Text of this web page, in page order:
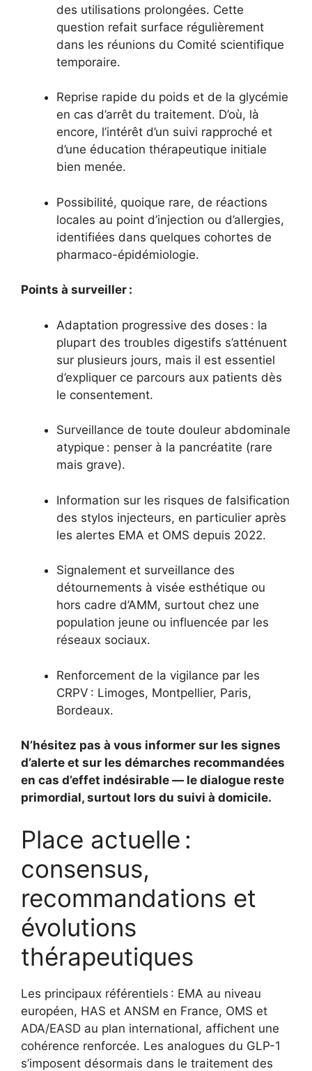
des utilisations prolongées. Cette
question refait surface régulièrement
dans les réunions du Comité scientifique
temporaire.
Reprise rapide du poids et de la glycémie
en cas d’arrêt du traitement. D’où, là
encore, l’intérêt d’un suivi rapproché et
d’une éducation thérapeutique initiale
bien menée.
Possibilité, quoique rare, de réactions
locales au point d’injection ou d’allergies,
identifiées dans quelques cohortes de
pharmaco-épidémiologie.
Points à surveiller :
Adaptation progressive des doses : la
plupart des troubles digestifs s’atténuent
sur plusieurs jours, mais il est essentiel
d’expliquer ce parcours aux patients dès
le consentement.
Surveillance de toute douleur abdominale
atypique : penser à la pancréatite (rare
mais grave).
Information sur les risques de falsification
des stylos injecteurs, en particulier après
les alertes EMA et OMS depuis 2022.
Signalement et surveillance des
détournements à visée esthétique ou
hors cadre d’AMM, surtout chez une
population jeune ou influencée par les
réseaux sociaux.
Renforcement de la vigilance par les
CRPV : Limoges, Montpellier, Paris,
Bordeaux.
N’hésitez pas à vous informer sur les signes
d’alerte et sur les démarches recommandées
en cas d’effet indésirable — le dialogue reste
primordial, surtout lors du suivi à domicile.
Place actuelle :
consensus,
recommandations et
évolutions
thérapeutiques
Les principaux référentiels : EMA au niveau
européen, HAS et ANSM en France, OMS et
ADA/EASD au plan international, affichent une
cohérence renforcée. Les analogues du GLP-1
s’imposent désormais dans le traitement des